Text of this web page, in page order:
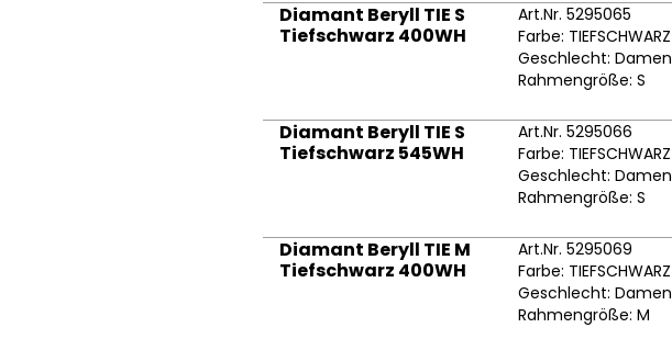
Diamant Beryll TIE S
Tiefschwarz 400WH
Art.Nr. 5295065
Farbe: TIEFSCHWARZ
Geschlecht: Damen
Rahmengröße: S
Diamant Beryll TIE S
Tiefschwarz 545WH
Art.Nr. 5295066
Farbe: TIEFSCHWARZ
Geschlecht: Damen
Rahmengröße: S
Diamant Beryll TIE M
Tiefschwarz 400WH
Art.Nr. 5295069
Farbe: TIEFSCHWARZ
Geschlecht: Damen
Rahmengröße: M